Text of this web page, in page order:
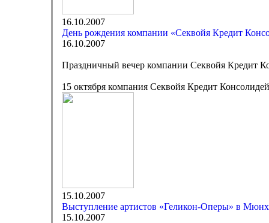
16.10.2007
День рождения компании «Секвойя Кредит
16.10.2007
Праздничный вечер компании Секвойя Кредит
15 октября компания Секвойя Кредит
15.10.2007
Выступление артистов «Геликон-Оперы» в
15.10.2007